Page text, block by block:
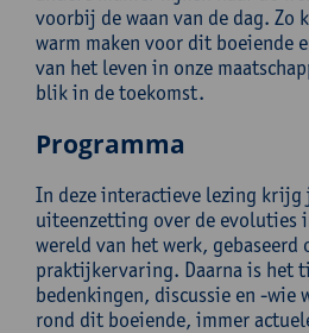
voorbij de waan van de dag. Zo
warm maken voor dit boeiende
van het leven in onze
blik in de toekomst.
Programma
In deze interactieve lezing krijg
uiteenzetting over de evoluties
wereld van het werk, gebaseerd
praktijkervaring. Daarna is het
bedenkingen, discussie en -wie
rond dit boeiende, immer